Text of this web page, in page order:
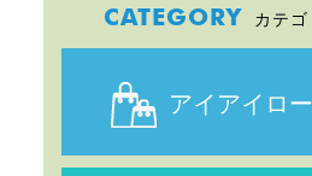
CATEGORY カテゴ
アイアイロ